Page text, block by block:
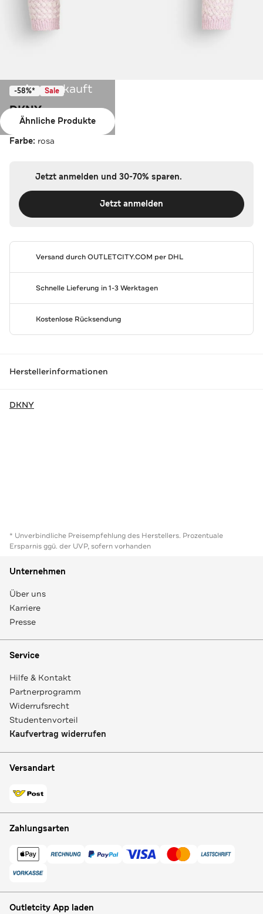
Ausverkauft
Ähnliche Produkte
-58%* Sale
DKNY
Strickpullover rosa
Farbe: rosa
Jetzt anmelden und 30-70% sparen.
Jetzt anmelden
Versand durchOUTLETCITY.COM per DHL
Schnelle Lieferung in 1-3 Werktagen
Kostenlose Rücksendung
Herstellerinformationen
DKNY
* Unverbindliche Preisempfehlung des Herstellers. Prozentuale
Ersparnis ggü. der UVP, sofern vorhanden
Unternehmen
Über uns
Karriere
Presse
Service
Hilfe & Kontakt
Partnerprogramm
Widerrufsrecht
Studentenvorteil
Kaufvertrag widerrufen
Versandart
Zahlungsarten
Outletcity App laden